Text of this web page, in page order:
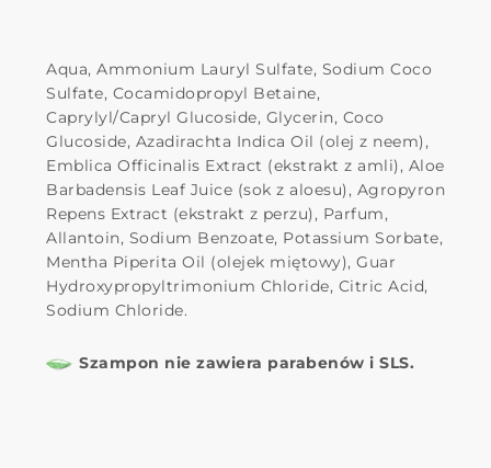
Aqua, Ammonium Lauryl Sulfate, Sodium Coco
Sulfate, Cocamidopropyl Betaine,
Caprylyl/Capryl Glucoside, Glycerin, Coco
Glucoside, Azadirachta Indica Oil (olej z neem),
Emblica Officinalis Extract (ekstrakt z amli), Aloe
Barbadensis Leaf Juice (sok z aloesu), Agropyron
Repens Extract (ekstrakt z perzu), Parfum,
Allantoin, Sodium Benzoate, Potassium Sorbate,
Mentha Piperita Oil (olejek miętowy), Guar
Hydroxypropyltrimonium Chloride, Citric Acid,
Sodium Chloride.
Szampon nie zawiera parabenów i SLS.